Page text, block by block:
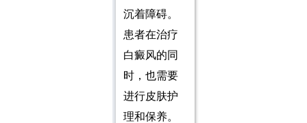
沉着障碍。
患者在治疗
白癜风的同
时，也需要
进行皮肤护
理和保养。